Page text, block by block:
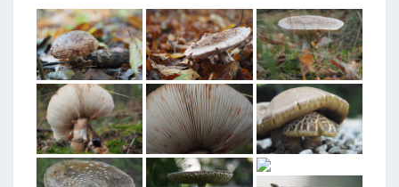
A
G
G
E
D
"
P